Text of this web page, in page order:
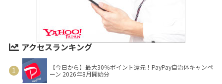
アクセスランキング
【今日から】最大30％ポイント還元！PayPay自治体キャンペ
ーン 2026年8月開始分